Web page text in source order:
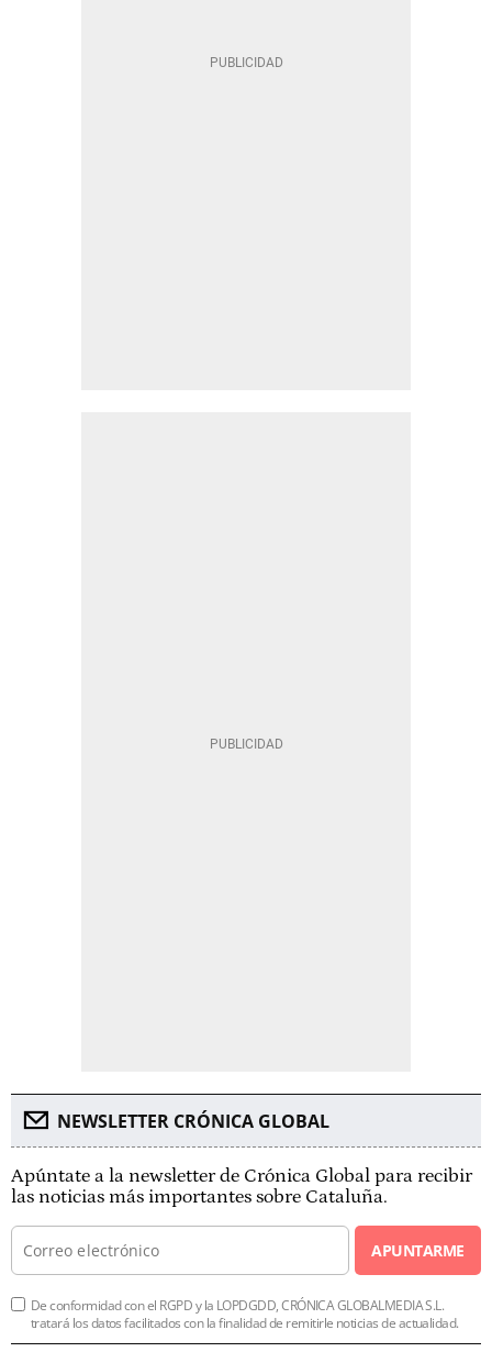
NEWSLETTER CRÓNICA GLOBAL
Apúntate a la newsletter de Crónica Global para recibir
las noticias más importantes sobre Cataluña.
APUNTARME
De conformidad con el RGPD y la LOPDGDD, CRÓNICA GLOBALMEDIA S.L.
tratará los datos facilitados con la finalidad de remitirle noticias de actualidad.